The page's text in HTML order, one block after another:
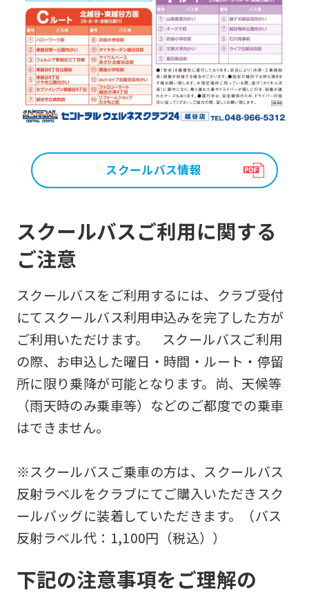
スクールバス情報
スクールバスご利用に関する
ご注意
スクールバスをご利用するには、クラブ受付
にてスクールバス利用申込みを完了した方が
ご利用いただけます。 スクールバスご利用
の際、お申込した曜日・時間・ルート・停留
所に限り乗降が可能となります。尚、天候等
（雨天時のみ乗車等）などのご都度での乗車
はできません。
※スクールバスご乗車の方は、スクールバス
反射ラベルをクラブにてご購入いただきスク
ールバッグに装着していただきます。（バス
反射ラベル代：1,100円（税込））
下記の注意事項をご理解の